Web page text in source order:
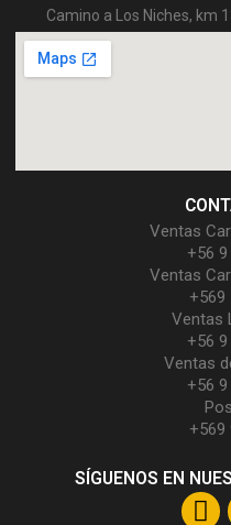
Camino a Los Niches, km
Ventas
+56
Ventas
+569
Ventas
+56
Ventas
+56
+569
SÍGUENOS EN